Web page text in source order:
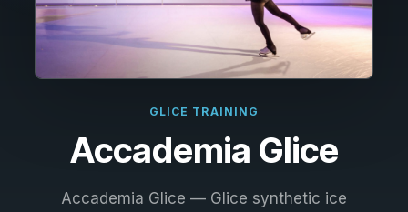
English
Français
Nederlands
GLICE TRAINING
Accademia Glice
Accademia Glice — Glice synthetic ice